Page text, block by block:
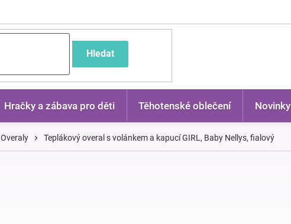
Hledat
Hračky a zábava pro děti Těhotenské oblečení Novinky
Overaly Teplákový overal s volánkem a kapucí GIRL, Baby Nellys, fialový